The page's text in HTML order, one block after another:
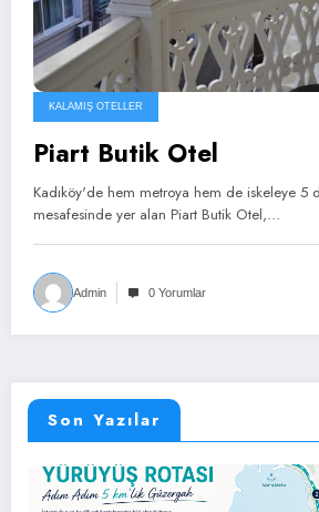
KALAMIŞ OTELLER
Piart Butik Otel
Kadıköy'de hem metroya hem de iskeleye 5
mesafesinde yer alan Piart Butik Otel,…
Admin 0 Yorumlar
Son Yazılar